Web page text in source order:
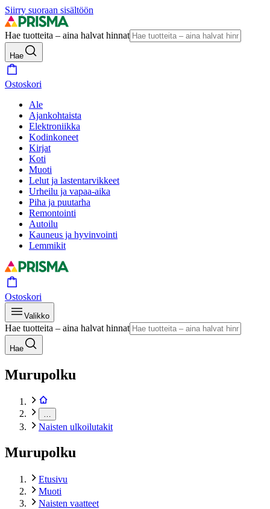
Siirry suoraan sisältöön
Hae tuotteita – aina halvat hinnat
Hae
Ostoskori
Ale
Ajankohtaista
Elektroniikka
Kodinkoneet
Kirjat
Koti
Muoti
Lelut ja lastentarvikkeet
Urheilu ja vapaa-aika
Piha ja puutarha
Remontointi
Autoilu
Kauneus ja hyvinvointi
Lemmikit
Ostoskori
Valikko
Hae tuotteita – aina halvat hinnat
Hae
Murupolku
Naisten ulkoilutakit
Murupolku
Etusivu
Muoti
Naisten vaatteet